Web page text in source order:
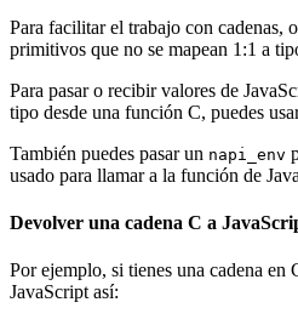
Para facilitar el trabajo con cadenas,
primitivos que no se mapean 1:1 a
Para pasar o recibir valores de
tipo desde una función C, puedes
También puedes pasar un napi_env
usado para llamar a la función de
Devolver una cadena C a
Por ejemplo, si tienes una cadena en
JavaScript así: